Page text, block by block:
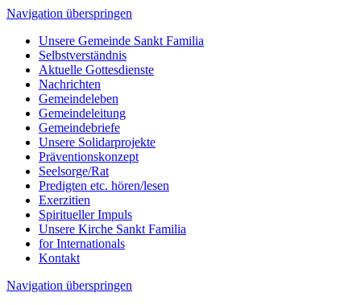
Navigation überspringen
Unsere Gemeinde Sankt Familia
Selbstverständnis
Aktuelle Gottesdienste
Nachrichten
Gemeindeleben
Gemeindeleitung
Gemeindebriefe
Unsere Solidarprojekte
Präventionskonzept
Seelsorge/Rat
Predigten etc. hören/lesen
Exerzitien
Spiritueller Impuls
Unsere Kirche Sankt Familia
for Internationals
Kontakt
Navigation überspringen